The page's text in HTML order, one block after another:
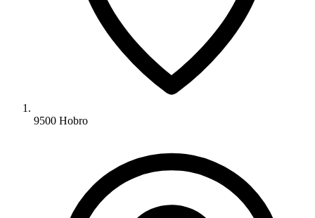
9500 Hobro